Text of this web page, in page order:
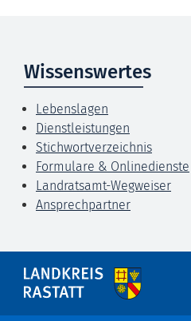
Wissenswertes
Lebenslagen
Dienstleistungen
Stichwortverzeichnis
Formulare & Onlinedienste
Landratsamt-Wegweiser
Ansprechpartner